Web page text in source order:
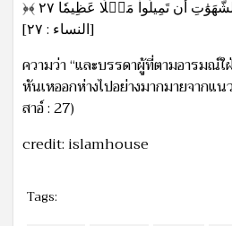
﴿وَيُرِيدُ ٱلَّذِينَ يَتَّبِعُونَ ٱلشَّهَوَٰتِ أَن تَمِيلُواْ مَيۡلًا عَظِيمٗا ٢٧ ﴾
[النساء : ٢٧]
ความว่า “และบรรดาผู้ที่ตามอารมณ์ใ
หันเหออกห่างไปอย่างมากมายจากแ
สาอ์ : 27)
credit: islamhouse
Tags: